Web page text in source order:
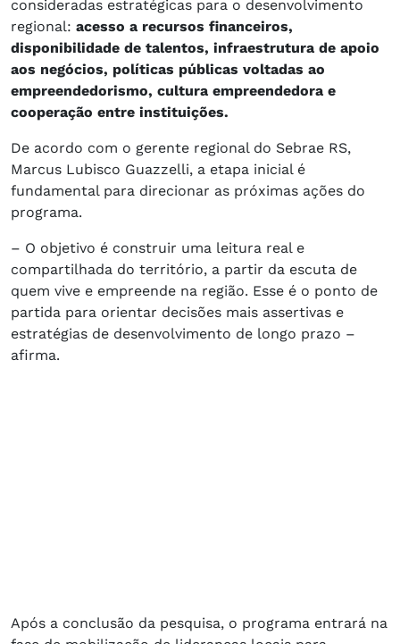
consideradas estratégicas para o desenvolvimento
regional: acesso a recursos financeiros,
disponibilidade de talentos, infraestrutura de apoio
aos negócios, políticas públicas voltadas ao
empreendedorismo, cultura empreendedora e
cooperação entre instituições.
De acordo com o gerente regional do Sebrae RS,
Marcus Lubisco Guazzelli, a etapa inicial é
fundamental para direcionar as próximas ações do
programa.
– O objetivo é construir uma leitura real e
compartilhada do território, a partir da escuta de
quem vive e empreende na região. Esse é o ponto de
partida para orientar decisões mais assertivas e
estratégias de desenvolvimento de longo prazo –
afirma.
Após a conclusão da pesquisa, o programa entrará na